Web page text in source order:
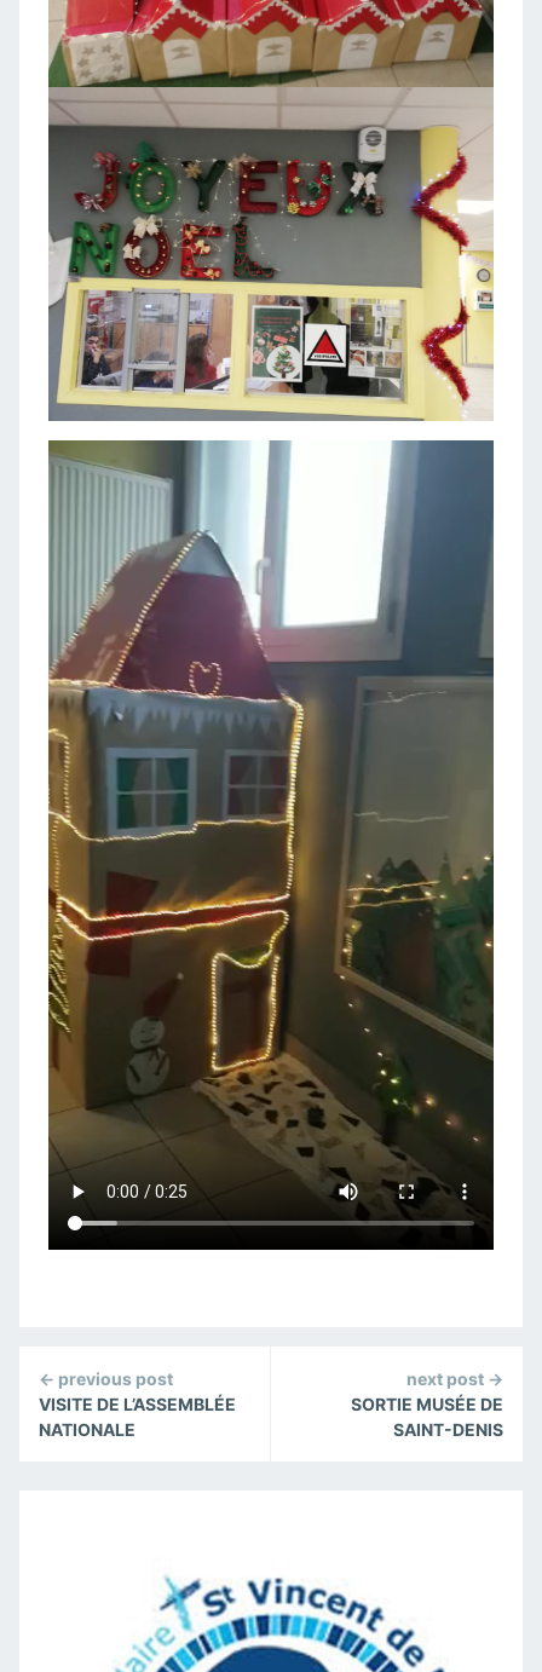
Continue
Reading
← previous post
VISITE DE L’ASSEMBLÉE
NATIONALE
next post →
SORTIE MUSÉE DE
SAINT-DENIS